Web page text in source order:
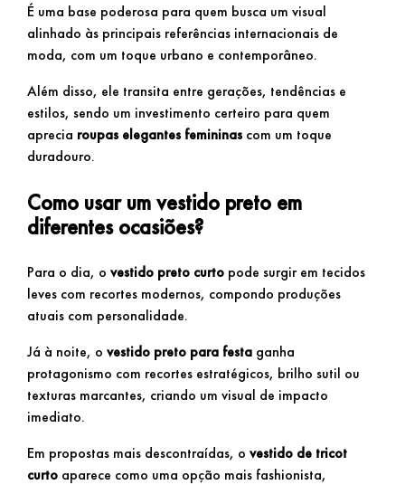
É uma base poderosa para quem busca um visual
alinhado às principais referências internacionais de
moda, com um toque urbano e contemporâneo.
Além disso, ele transita entre gerações, tendências e
estilos, sendo um investimento certeiro para quem
aprecia roupas elegantes femininascom um toque
duradouro.
Como usar um vestido preto em
diferentes ocasiões?
Para o dia, o vestido preto curto pode surgir em tecidos
leves com recortes modernos, compondo produções
atuais com personalidade.
Já à noite, o vestido preto para festa ganha
protagonismo com recortes estratégicos, brilho sutil ou
texturas marcantes, criando um visual de impacto
imediato.
Em propostas mais descontraídas, o vestido de tricot
curto aparece como uma opção mais fashionista,